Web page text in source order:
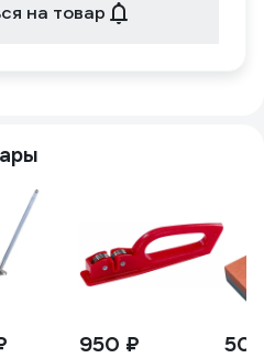
на товар
950 ₽